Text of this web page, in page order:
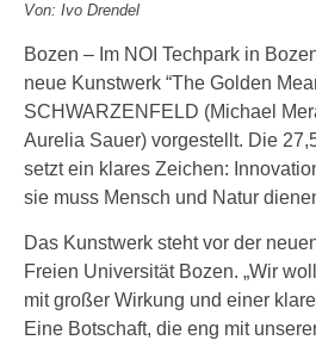
Von: Ivo Drendel
Bozen – Im NOI Techpark in
neue Kunstwerk “The Golden
SCHWARZENFELD (Michael
Aurelia Sauer) vorgestellt. Die
setzt ein klares Zeichen:
sie muss Mensch und Natur
Das Kunstwerk steht vor der
Freien Universität Bozen. „Wir
mit großer Wirkung und einer
Eine Botschaft, die eng mit